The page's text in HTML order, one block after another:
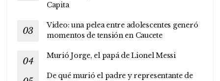
Capita
Video: una pelea entre adolescentes generó
momentos de tensión en Caucete
Murió Jorge, el papá de Lionel Messi
De qué murió el padre y representante de